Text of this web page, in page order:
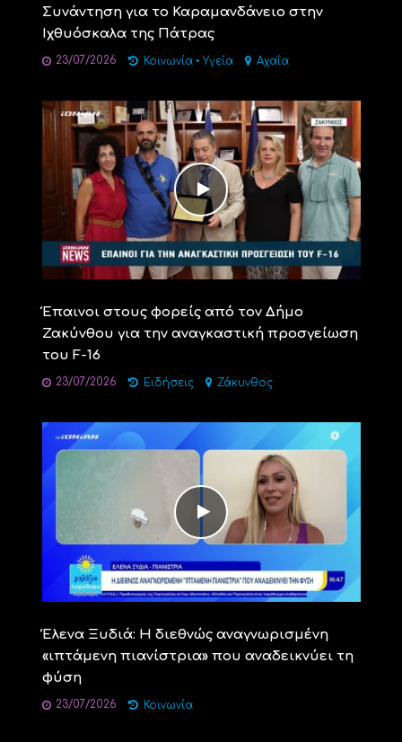
Συνάντηση για το Καραμανδάνειο στην
Ιχθυόσκαλα της Πάτρας
23/07/2026 Κοινωνία • Υγεία Αχαΐα
Έπαινοι στους φορείς από τον Δήμο
Ζακύνθου για την αναγκαστική προσγείωση
του F-16
23/07/2026 Ειδήσεις Ζάκυνθος
Έλενα Ξυδιά: Η διεθνώς αναγνωρισμένη
«ιπτάμενη πιανίστρια» που αναδεικνύει τη
φύση
23/07/2026 Κοινωνία